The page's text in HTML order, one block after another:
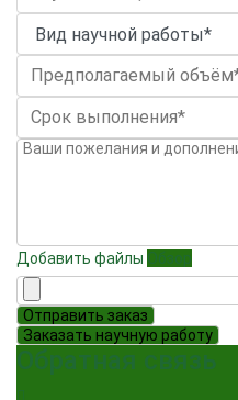
Добавить файлы Обзор
Отправить заказ
Заказать научную работу
Обратная связь